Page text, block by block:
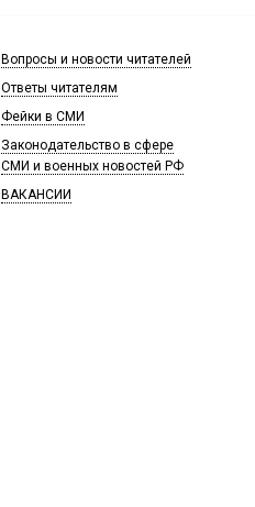
Вопросы и новости читателей
Ответы читателям
Фейки в СМИ
Законодательство в сфере
СМИ и военных новостей РФ
ВАКАНСИИ